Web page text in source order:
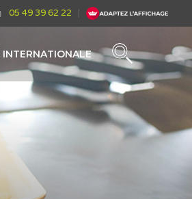
05 49 39 62 22